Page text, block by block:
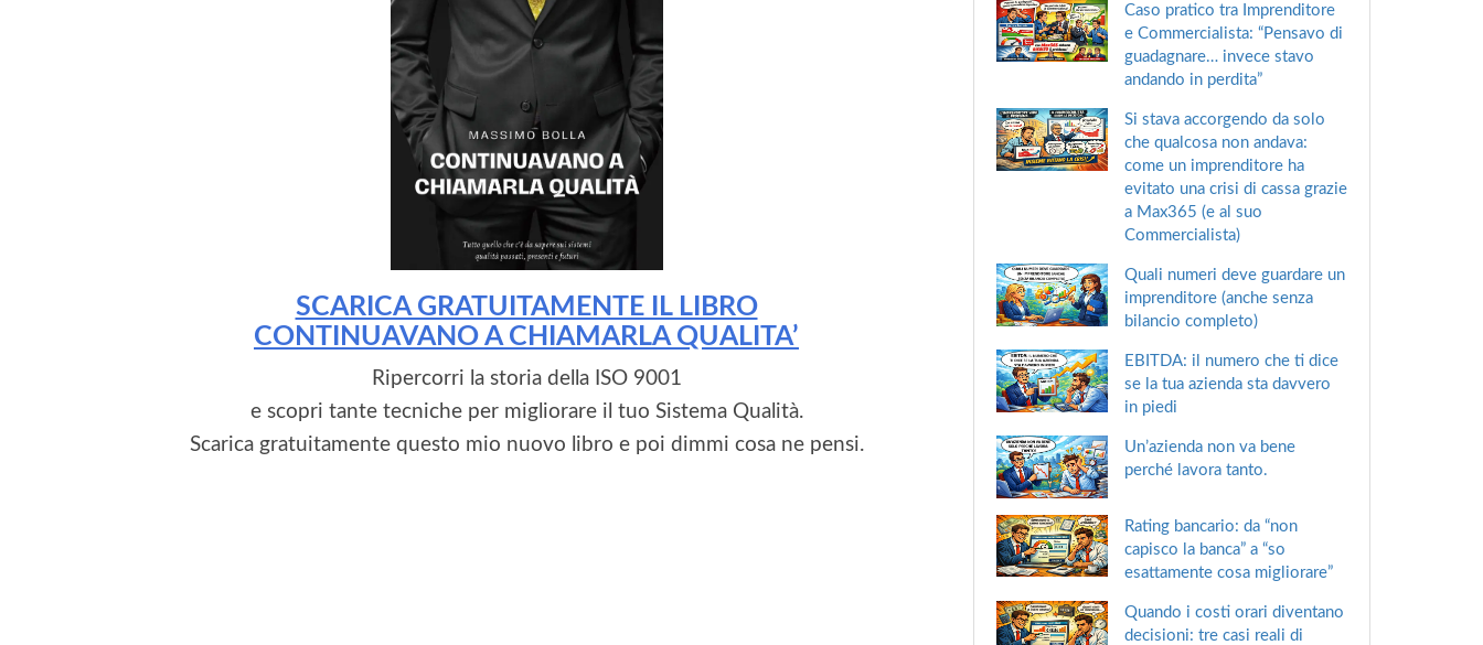
SCARICA GRATUITAMENTE IL LIBRO
CONTINUAVANO A CHIAMARLA QUALITA’
Ripercorri la storia della ISO 9001
e scopri tante tecniche per migliorare il tuo Sistema Qualità.
Scarica gratuitamente questo mio nuovo libro e poi dimmi cosa ne pensi.
Caso pratico tra Imprenditore
e Commercialista: “Pensavo di
guadagnare… invece stavo
andando in perdita”
Si stava accorgendo da solo
che qualcosa non andava:
come un imprenditore ha
evitato una crisi di cassa grazie
a Max365 (e al suo
Commercialista)
Quali numeri deve guardare un
imprenditore (anche senza
bilancio completo)
EBITDA: il numero che ti dice
se la tua azienda sta davvero
in piedi
Un’azienda non va bene
perché lavora tanto.
Rating bancario: da “non
capisco la banca” a “so
esattamente cosa migliorare”
Quando i costi orari diventano
decisioni: tre casi reali di